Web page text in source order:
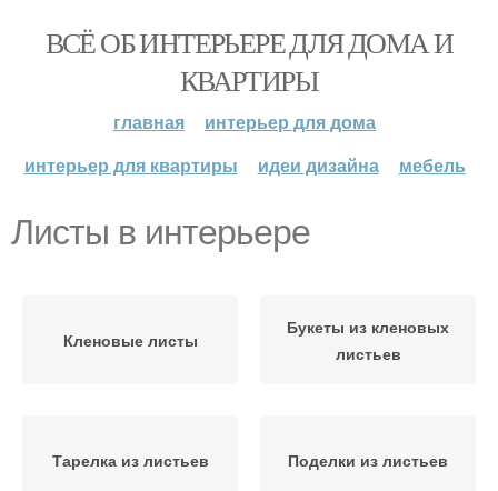
ВСЁ ОБ ИНТЕРЬЕРЕ ДЛЯ ДОМА И
КВАРТИРЫ
главная
интерьер для дома
интерьер для квартиры
идеи дизайна мебель
Листы в интерьере
Кленовые листы
Букеты из кленовых
листьев
Тарелка из листьев Поделки из листьев